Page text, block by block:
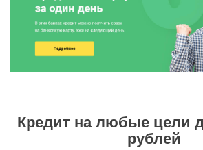
Кредит на любые цели
рублей